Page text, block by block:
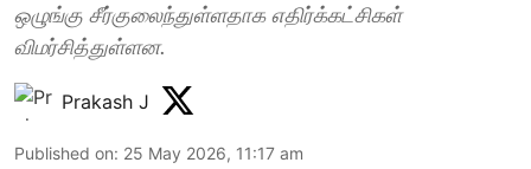
ஒழுங்கு சீர்குலைந்துள்ளதாக எதிர்க்கட்சிகள்
விமர்சித்துள்ளன.
Prakash J
Published on: 25 May 2026, 11:17 am